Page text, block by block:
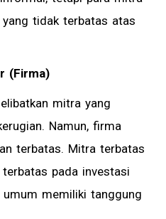
tidak terbatas atas
(Firma)
mitra yang
Namun, firma
terbatas. Mitra terbatas
pada investasi
memiliki tanggung